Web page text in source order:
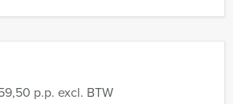
p.p. excl. BTW